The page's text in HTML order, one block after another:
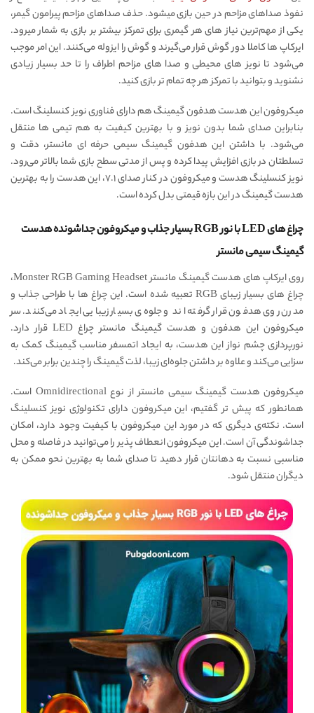
نفوذ صداهای مزاحم در حین بازی میشود. حذف صداهای مزاحم پیرامون گیمر،
یکی از مهم‌ترین نیاز های هر گیمری برای تمرکز بیشتر بر بازی به شمار میرود.
ایرکاپ ها کاملا دور گوش قرار می‌گیرند و گوش را ایزوله می‌کنند. این امر موجب
می‌شود تا نویز های محیطی و صدا های مزاحم اطراف را تا حد بسیار زیادی
نشنوید و بتوانید با تمرکز هر چه تمام تر بازی کنید.
میکروفون این هدست هدفون گیمینگ هم دارای فناوری نویز کنسلینگ است.
بنابراین صدای شما بدون نویز و با بهترین کیفیت به هم تیمی ها منتقل
می‌‌شود. با داشتن این هدفون گیمینگ سیمی حرفه ای مانستر، دقت و
تسلطتان در بازی افزایش پیدا کرده و پس از مدتی سطح بازی شما بالاتر می‌رود.
نویز کنسلینگ هدست و میکروفون در کنار صدای ۷.۱، این هدست را به بهترین
هدست گیمینگ در این بازه قیمتی بدل کرده است.
چراغ های LED با نور RGB بسیار جذاب و میکروفون جداشونده هدست
گیمینگ سیمی مانستر
روی ایرکاپ های هدست گیمینگ مانستر Monster RGB Gaming Headset،
چراغ های بسیار زیبای RGB تعبیه شده ‌است. این چراغ ها با طراحی جذاب و
مدرن روی هدفون قرار گرفته اند و جلوه‌ی بسیار زیبایی ایجاد می‌کنند. سر
میکروفون این هدفون و هدست گیمینگ مانستر چراغ LED قرار دارد.
نورپردازی چشم نواز این هدست، به ایجاد اتمسفر مناسب گیمینگ کمک به
سزایی می‌کند و علاوه بر داشتن جلوه‌ای زیبا، لذت گیمینگ را چندین برابر می‌کند.
میکروفون هدست گیمینگ سیمی مانستر از نوع Omnidirectional است.
همانطور که پیش تر گفتیم، این میکروفون دارای تکنولوژی نویز کنسلینگ
است. نکته‌ی دیگری که در مورد این میکروفون با کیفیت وجود دارد، امکان
جداشوندگی آن است. این میکروفون انعطاف پذیر را می‌توانید در فاصله و محل
مناسبی نسبت به دهانتان قرار دهید تا صدای شما به بهترین نحو ممکن به
دیگران منتقل شود.